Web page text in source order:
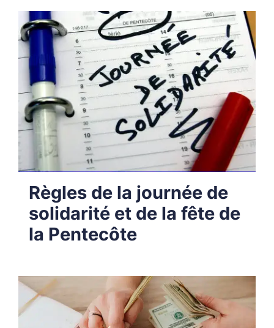
Règles de la journée de
solidarité et de la fête de
la Pentecôte